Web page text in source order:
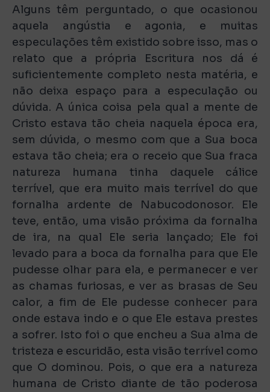
Alguns têm perguntado, o que ocasionou
aquela angústia e agonia, e muitas
especulações têm existido sobre isso, mas o
relato que a própria Escritura nos dá é
suficientemente completo nesta matéria, e
não deixa espaço para a especulação ou
dúvida. A única coisa pela qual a mente de
Cristo estava tão cheia naquela época era,
sem dúvida, o mesmo com que a Sua boca
estava tão cheia; era o receio que Sua fraca
natureza humana tinha daquele cálice
terrível, que era muito mais terrível do que
fornalha ardente de Nabucodonosor. Ele
teve, então, uma visão próxima da fornalha
de ira, na qual Ele seria lançado; Ele foi
levado para a boca da fornalha para que Ele
pudesse olhar para ela, e permanecer e ver
as chamas furiosas, e ver as brasas de Seu
calor, a fim de Ele pudesse conhecer para
onde estava indo e o que Ele estava prestes
a sofrer. Isto foi o que encheu a Sua alma de
tristeza e escuridão, esta visão terrível como
que O dominou. Pois, o que era a natureza
humana de Cristo diante de tão poderosa